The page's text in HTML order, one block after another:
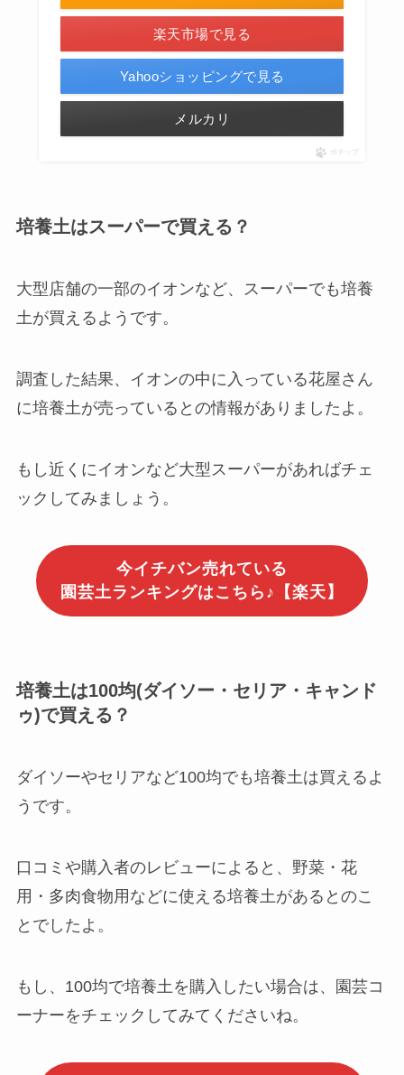
楽天市場で見る
Yahooショッピングで見る
メルカリ
ポチップ
培養土はスーパーで買える？
大型店舗の一部のイオンなど、スーパーでも培養
土が買えるようです。
調査した結果、イオンの中に入っている花屋さん
に培養土が売っているとの情報がありましたよ。
もし近くにイオンなど大型スーパーがあればチェ
ックしてみましょう。
今イチバン売れている
園芸土ランキングはこちら♪【楽天】
培養土は100均(ダイソー・セリア・キャンド
ゥ)で買える？
ダイソーやセリアなど100均でも培養土は買えるよ
うです。
口コミや購入者のレビューによると、野菜・花
用・多肉食物用などに使える培養土があるとのこ
とでしたよ。
もし、100均で培養土を購入したい場合は、園芸コ
ーナーをチェックしてみてくださいね。